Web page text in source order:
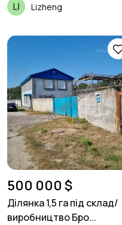
Lizheng
500 000 $
Ділянка 1,5 га під склад/
виробництво Бро...